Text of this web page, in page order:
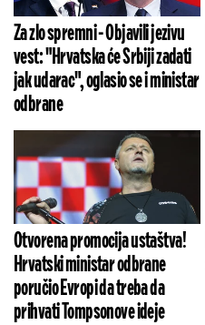
Za zlo spremni - Objavili jezivu
vest: "Hrvatska će Srbiji zadati
jak udarac", oglasio se i ministar
odbrane
Otvorena promocija ustaštva!
Hrvatski ministar odbrane
poručio Evropi da treba da
prihvati Tompsonove ideje